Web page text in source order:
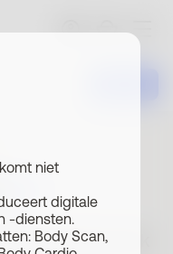
niet
digitale
-diensten.
Body Scan,
O
het leven je ook